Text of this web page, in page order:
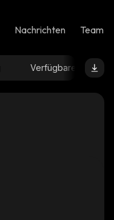
Nachrichten Team-
Verfügbare Menge